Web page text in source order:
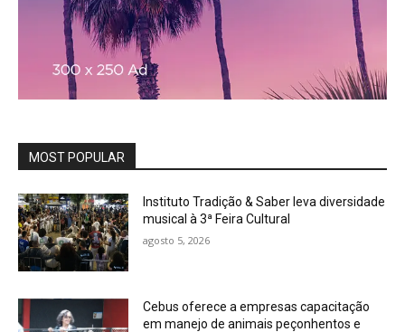
MOST POPULAR
Instituto Tradição & Saber leva diversidade
musical à 3ª Feira Cultural
agosto 5, 2026
Cebus oferece a empresas capacitação
em manejo de animais peçonhentos e